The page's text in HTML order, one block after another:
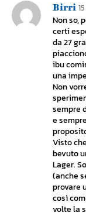
Birri
Non so,
certi
da 27
ibu
una
Non
sempre
e
Visto
bevuto
Lager.
(anche
provare
così
volte la